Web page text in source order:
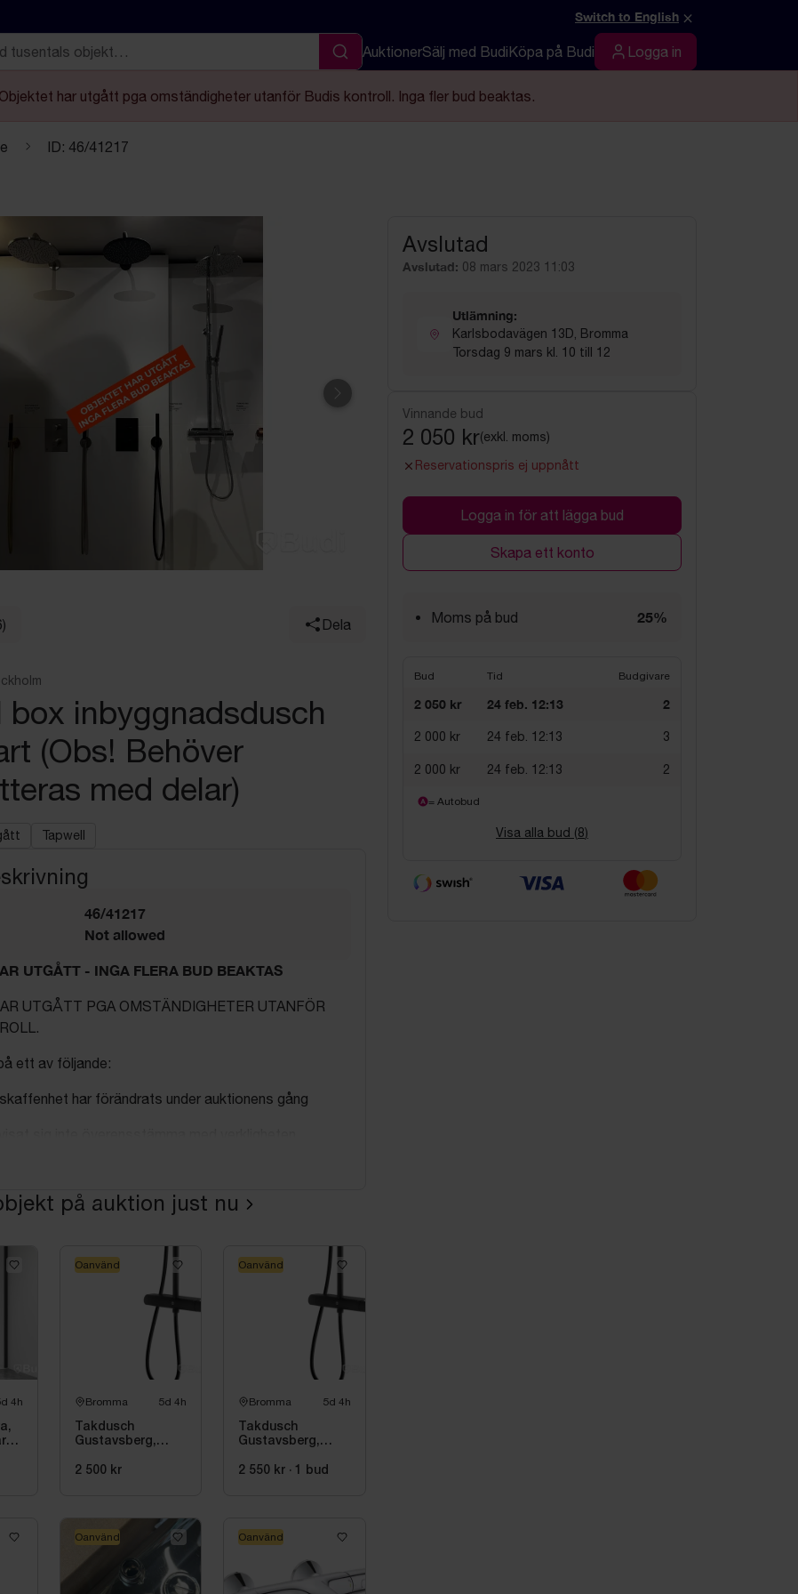
Switch to English ×
Sök
AuktionerSälj med BudiKöpa på Budi Logga in
Logga in
Objektet har utgått pga omständigheter utanför Budis kontroll. Inga fler bud beaktas.
ID: 46/41217
Nästa
Dela
box inbyggnadsdusch
(Obs! Behöver
med delar)
Tapwell
46/41217
Not allowed
UTGÅTT - INGA FLERA BUD BEAKTAS
UTGÅTT PGA OMSTÄNDIGHETER UTANFÖR
ett av följande:
har förändrats under auktionens gång
ej inkopplat med vatten. Kan behöva
delar. Behöver demonteras fackmannamässigt av
på auktion just nu
4h Bromma 5d 4h
Takdusch
Gustavsberg,
150 cc, mattsvart
2 500 kr
Oanvänd
Bromma 5d 4h
Takdusch
Gustavsberg,
150 cc, mattsvart
2 550 kr · 1 bud
Oanvänd
Oanvänd Oanvänd
Avslutad
Avslutad: 08 mars 2023 11:03
Utlämning:
Karlsbodavägen 13D, Bromma
Torsdag 9 mars kl. 10 till 12
Vinnande bud
2 050 kr(exkl. moms)
Reservationspris ej uppnått
Logga in för att lägga bud
Skapa ett konto
Moms på bud 25%
Bud Tid Budgivare
2 050 kr 24 feb. 12:13 2
2 000 kr 24 feb. 12:13 3
2 000 kr 24 feb. 12:13 2
= Autobud
Visa alla bud (8)